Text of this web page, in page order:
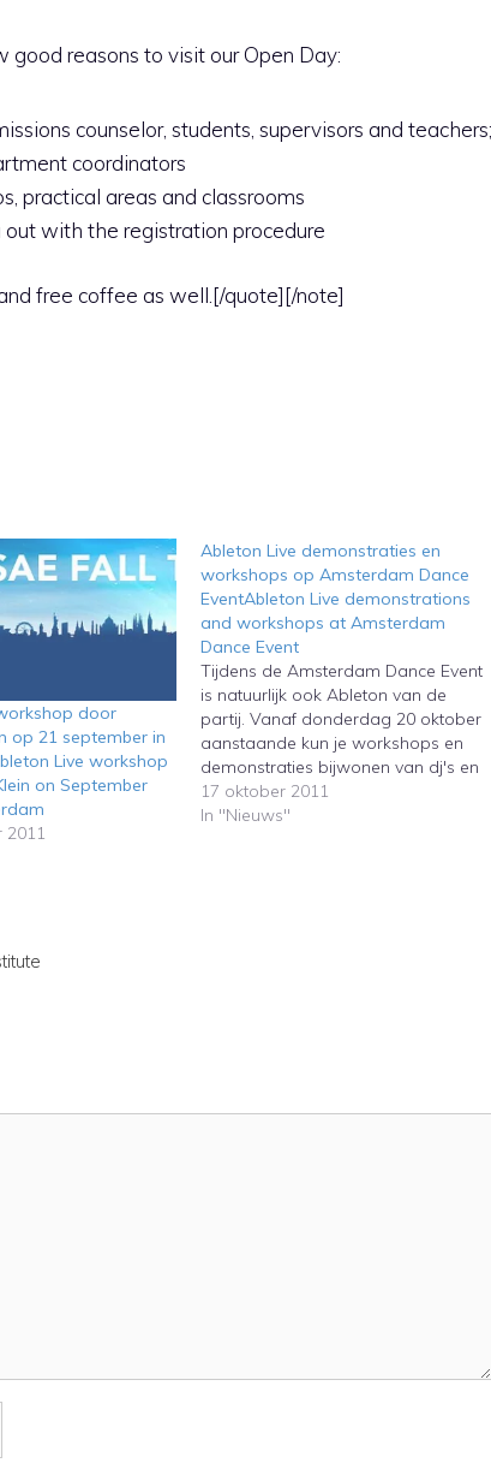
good reasons to visit our Open Day:
counselor, students, supervisors and teachers;
coordinators
practical areas and classrooms
with the registration procedure
free coffee as well.[/quote][/note]
door
op 21 september in
Live workshop
on September
2011
Ableton Live demonstraties en
workshops op Amsterdam Dance
EventAbleton Live demonstrations
and workshops at Amsterdam
Dance Event
Tijdens de Amsterdam Dance Event
is natuurlijk ook Ableton van de
partij. Vanaf donderdag 20 oktober
aanstaande kun je workshops en
demonstraties bijwonen van dj's en
Abletontrainers in Studio/K aan het
Timorplein in Amsterdam. Ableton
17 oktober 2011
In "Nieuws"